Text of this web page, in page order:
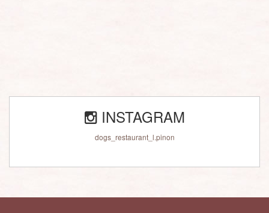
INSTAGRAM
dogs_restaurant_l.pinon